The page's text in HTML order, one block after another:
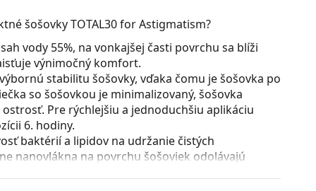
šošovky TOTAL30 for Astigmatism?
vody 55%, na vonkajšej časti povrchu sa blíži
výnimočný komfort.
stabilitu šošovky, vďaka čomu je šošovka po
so šošovkou je minimalizovaný, šošovka
Pre rýchlejšiu a jednoduchšiu aplikáciu
6. hodiny.
baktérií a lipidov na udržanie čistých
nanovlákna na povrchu šošoviek odolávajú